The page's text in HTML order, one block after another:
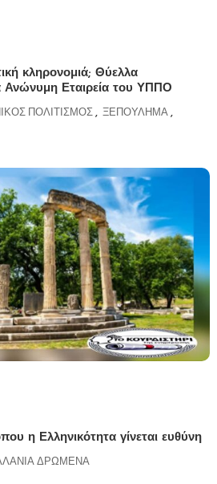
κληρονομιά; Θύελλα
Ανώνυμη Εταιρεία του ΥΠΠΟ
ΠΟΛΙΤΙΣΜΟΣ, ΞΕΠΟΥΛΗΜΑ,
η Ελληνικότητα γίνεται ευθύνη
ΔΡΩΜΕΝΑ